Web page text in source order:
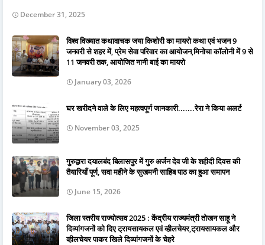
December 31, 2025
विश्व विख्यात कथावाचक जया किशोरी का मायरो कथा एवं भजन 9
जनवरी से शहर में, प्रेम सेवा परिवार का आयोजन,मिनोचा कॉलोनी में 9 से
11 जनवरी तक, आयोजित नानी बाई का मायरो
January 03, 2026
घर खरीदने वाले के लिए महत्वपूर्ण जानकारी.......रेरा ने किया अलर्ट
November 03, 2025
गुरुद्वारा दयालबंद बिलासपुर में गुरु अर्जन देव जी के शहीदी दिवस की
तैयारियाँ पूर्ण, सवा महीने के सुखमनी साहिब पाठ का हुआ समापन
June 15, 2026
जिला स्तरीय राज्योत्सव 2025 : केंद्रीय राज्यमंत्री तोखन साहू ने
दिव्यांगजनों को दिए ट्रायसायकल एवं व्हीलचेयर,ट्रायसायकल और
व्हीलचेयर पाकर खिले दिव्यांगजनों के चेहरे